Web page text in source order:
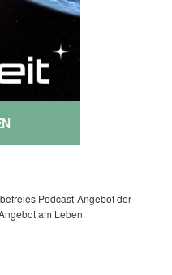
Podcast-Angebot der
am Leben.